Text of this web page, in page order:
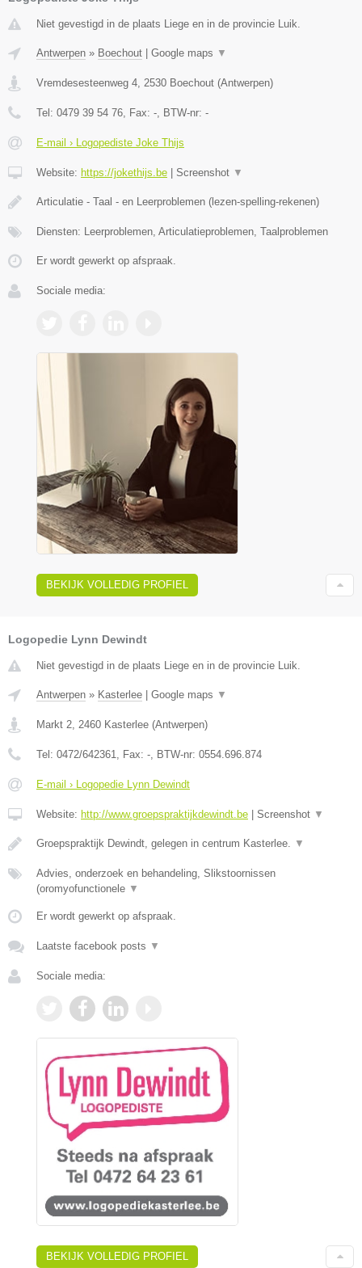
Niet gevestigd in de plaats Liege en in de provincie Luik.
Antwerpen » Boechout | Google maps ▼
Vremdesesteenweg 4 2530 Boechout (Antwerpen)
Tel: 0479 39 54 76 , Fax: - , BTW-nr: -
E-mail › Logopediste Joke Thijs
Website: https://jokethijs.be | Screenshot ▼
Articulatie - Taal - en Leerproblemen (lezen-spelling-rekenen)
Diensten: Leerproblemen, Articulatieproblemen, Taalproblemen
Er wordt gewerkt op afspraak.
Sociale media:
BEKIJK VOLLEDIG PROFIEL
Logopedie Lynn Dewindt
Niet gevestigd in de plaats Liege en in de provincie Luik.
Antwerpen » Kasterlee | Google maps ▼
Markt 2 2460 Kasterlee (Antwerpen)
Tel: 0472/642361 , Fax: - , BTW-nr: 0554.696.874
E-mail › Logopedie Lynn Dewindt
Website: http://www.groepspraktijkdewindt.be | Screenshot ▼
Groepspraktijk Dewindt, gelegen in centrum Kasterlee. ▼
Advies, onderzoek en behandeling, Slikstoornissen
(oromyofunctionele ▼
Er wordt gewerkt op afspraak.
Laatste facebook posts ▼
Sociale media:
BEKIJK VOLLEDIG PROFIEL